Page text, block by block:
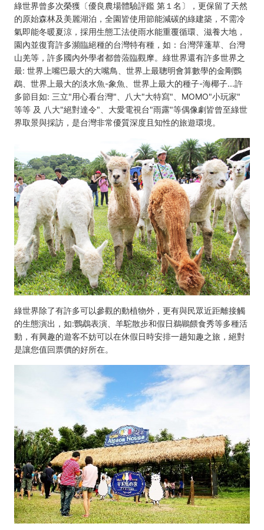
灣
好
玩
卡
綠世界曾多次榮獲〔優良農場體驗評鑑 第１名〕，更保留了天然
的原始森林及美麗湖泊，全園皆使用節能減碳的綠建築，不需冷
氣即能冬暖夏涼，採用生態工法使雨水能重覆循環、滋養大地，
園內並復育許多瀕臨絕種的台灣特有種，如：台灣萍蓬草、台灣
山羌等，許多國內外學者都曾蒞臨觀摩。綠世界還有許多世界之
最: 世界上嘴巴最大的大嘴鳥、世界上最聰明會算數學的金剛鸚
鵡、世界上最大的淡水魚-象魚、世界上最大的種子-海椰子...許
多節目如: 三立"用心看台灣"、八大"大特寫"、MOMO"小玩家"
等等 及 八大"絕對達令"、大愛電視台"雨露"等偶像劇皆曾至綠世
界取景與採訪，是台灣非常優質深度且知性的旅遊環境。
綠世界除了有許多可以參觀的動植物外，更有與民眾近距離接觸
的生態演出，如:鸚鵡表演、羊駝散步和假日鵜鶘餵食秀等多種活
動，有興趣的遊客不妨可以在休假日時安排一趟知趣之旅，絕對
是讓您值回票價的好所在。